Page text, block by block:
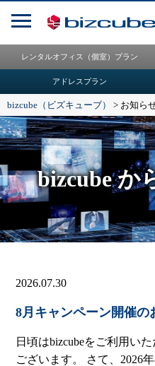
レンタルオフィス（個室）プラン
アドレスプラン
bizcube（ビズキューブ） > お知ら
bizcube か
2026.07.30
8月キャンペーン開催の
日頃はbizcubeをご利用い
ございます。 さて、2026